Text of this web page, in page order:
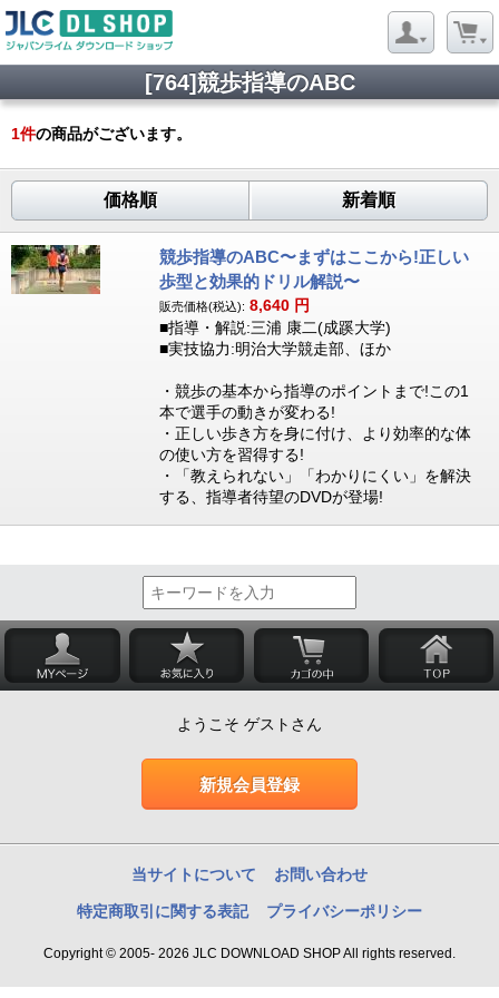
[764]競歩指導のABC
1件の商品がございます。
価格順 新着順
競歩指導のABC〜まずはここから!正しい
歩型と効果的ドリル解説〜
販売価格(税込): 8,640 円
■指導・解説:三浦 康二(成蹊大学)
■実技協力:明治大学競走部、ほか
・競歩の基本から指導のポイントまで!この1
本で選手の動きが変わる!
・正しい歩き方を身に付け、より効率的な体
の使い方を習得する!
・「教えられない」「わかりにくい」を解決
する、指導者待望のDVDが登場!
ようこそ ゲストさん
新規会員登録
当サイトについて お問い合わせ
特定商取引に関する表記 プライバシーポリシー
Copyright © 2005- 2026 JLC DOWNLOAD SHOP All rights reserved.